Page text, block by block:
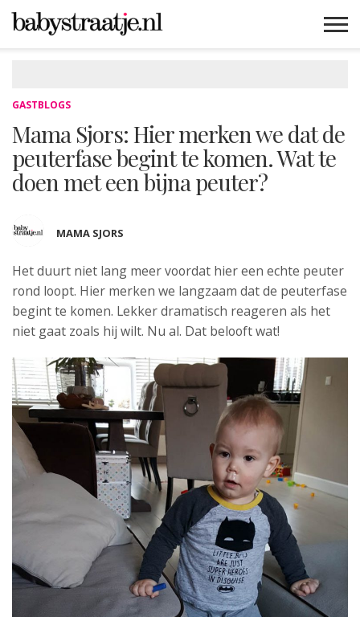
GASTBLOGS
Mama Sjors: Hier merken we dat de
peuterfase begint te komen. Wat te
doen met een bijna peuter?
MAMA SJORS
Het duurt niet lang meer voordat hiereen echte peuter
rond loopt. Hier merken we langzaam dat de peuterfase
begint te komen. Lekker dramatisch reageren als het
niet gaat zoals hij wilt. Nu al. Dat belooft wat!